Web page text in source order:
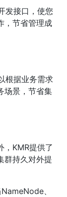
发接口，使您
，节省管理成
根据业务需求
场景，节省集
，KMR提供了
群持久对外提
、